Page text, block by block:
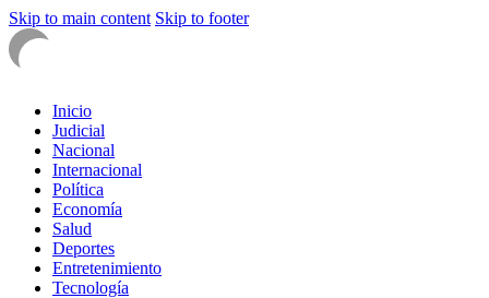
Skip to main content Skip to footer
Inicio
Judicial
Nacional
Internacional
Política
Economía
Salud
Deportes
Entretenimiento
Tecnología